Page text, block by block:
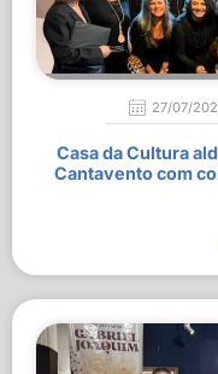
27/07/
Casa da Cultura
Cantavento com